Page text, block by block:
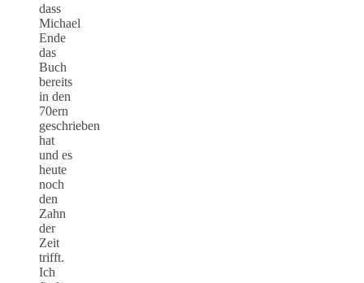
dass
Michael
Ende
das
Buch
bereits
in den
70ern
geschrieben
hat
und es
heute
noch
den
Zahn
der
Zeit
trifft.
Ich